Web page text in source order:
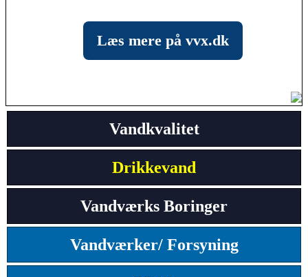
Læs mere på vvx.dk
Vandkvalitet
Drikkevand
Vandværks Boringer
Vandværker/ Forsyning